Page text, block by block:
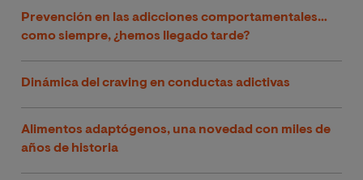
Prevención en las adicciones comportamentales…
como siempre, ¿hemos llegado tarde?
Dinámica del craving en conductas adictivas
Alimentos adaptógenos, una novedad con miles de
años de historia